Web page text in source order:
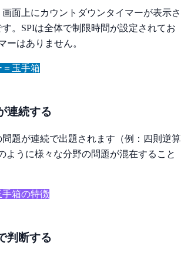
面上にカウントダウンタイマーが表示さ
。SPIは全体で制限時間が設定されてお
ーはありません。
玉手箱
連続する
題が連続で出題されます（例：四則逆算
ように様々な分野の問題が混在すること
箱の特徴
判断する